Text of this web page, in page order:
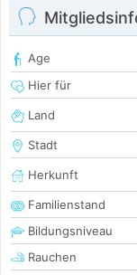
Age
Hier für
Land
Stadt
Herkunft
Familienstand
Bildungsniveau
Rauchen